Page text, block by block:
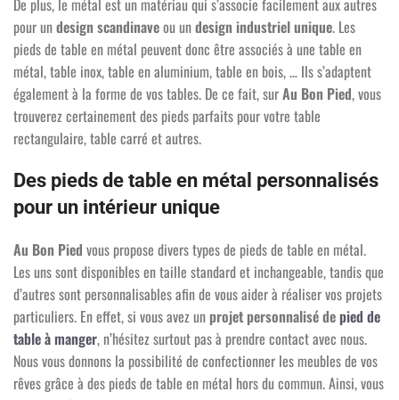
De plus, le métal est un matériau qui s’associe facilement aux autres
pour undesign scandinaveou undesign industriel unique. Les
pieds de table en métal peuvent donc être associés à une table en
métal, table inox, table en aluminium, table en bois, … Ils s’adaptent
également à la forme de vos tables. De ce fait, surAu Bon Pied, vous
trouverez certainement des pieds parfaits pour votre table
rectangulaire, table carré et autres.
Des pieds de table en métal personnalisés
pour un intérieur unique
Au Bon Pied vous propose divers types de pieds de table en métal.
Les uns sont disponibles en taille standard et inchangeable, tandis que
d’autres sont personnalisables afin de vous aider à réaliser vos projets
particuliers. En effet, si vous avez unprojet personnalisé depied de
table à manger, n’hésitez surtout pas à prendre contact avec nous.
Nous vous donnons la possibilité de confectionner les meubles de vos
rêves grâce à des pieds de table en métal hors du commun. Ainsi, vous